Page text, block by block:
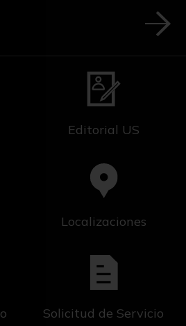
Editorial US
Localizaciones
Solicitud de Servicio